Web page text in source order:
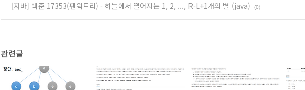
[자바] 백준 17353(펜윅트리) - 하늘에서 떨어지는 1, 2, ..., R-L+1개의 별 (java) (0)
관련글